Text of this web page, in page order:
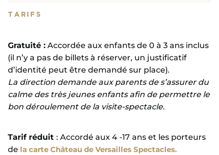
TARIFS
Gratuité : Accordée aux enfants de 0 à 3 ans inclus
(il n’y a pas de billets à réserver, un justificatif
d’identité peut être demandé sur place).
La direction demande aux parents de s’assurer du
calme des très jeunes enfants afin de permettre le
bon déroulement de la visite-spectacle.
Tarif réduit : Accordé aux 4 -17 ans et les porteurs
de la carte Château de Versailles Spectacles.